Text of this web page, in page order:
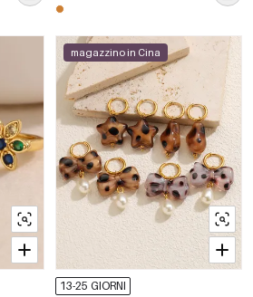
magazzino in Cina
13-25 GIORNI